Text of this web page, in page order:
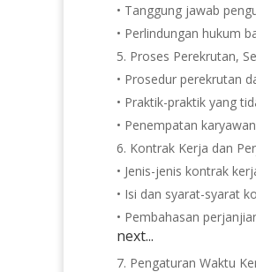
• Tanggung jawab
• Perlindungan hukum
Proses Perekrutan,
• Prosedur perekrutan
• Praktik-praktik yang
• Penempatan
Kontrak Kerja dan
• Jenis-jenis kontrak
• Isi dan syarat-syarat
• Pembahasan
next...
Pengaturan Waktu